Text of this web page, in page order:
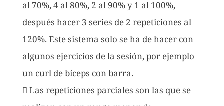
al 70%, 4 al 80%, 2 al 90% y 1 al 100%,
después hacer 3 series de 2 repeticiones al
120%. Este sistema solo se ha de hacer con
algunos ejercicios de la sesión, por ejemplo
un curl de bíceps con barra.
 Las repeticiones parciales son las que se